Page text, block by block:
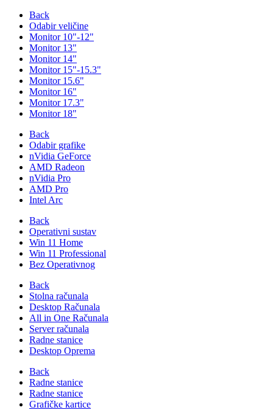
Back
Odabir veličine
Monitor 10"-12"
Monitor 13"
Monitor 14"
Monitor 15"-15.3"
Monitor 15.6"
Monitor 16"
Monitor 17.3"
Monitor 18"
Back
Odabir grafike
nVidia GeForce
AMD Radeon
nVidia Pro
AMD Pro
Intel Arc
Back
Operativni sustav
Win 11 Home
Win 11 Professional
Bez Operativnog
Back
Stolna računala
Desktop Računala
All in One Računala
Server računala
Radne stanice
Desktop Oprema
Back
Radne stanice
Radne stanice
Grafičke kartice